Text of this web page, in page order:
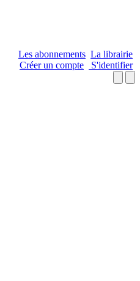
Les abonnements La librairie
Créer un compte
S'identifier